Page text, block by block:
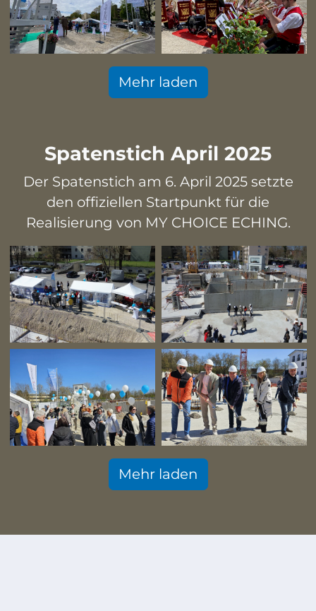
Mehr laden
Spatenstich April 2025
Der Spatenstich am 6. April 2025 setzte
den offiziellen Startpunkt für die
Realisierung von MY CHOICE ECHING.
Mehr laden